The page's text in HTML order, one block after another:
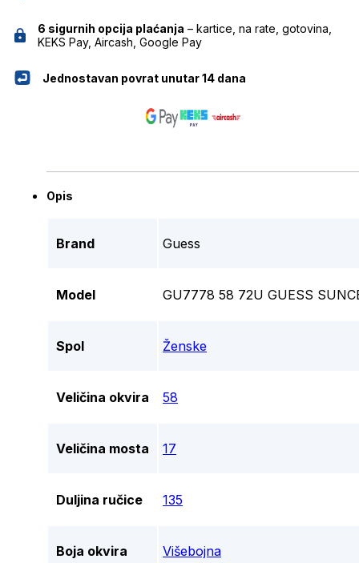
6 sigurnih opcija plaćanja – kartice, na rate, gotovina,
KEKS Pay, Aircash, Google Pay
Jednostavan povrat unutar 14 dana
Opis
Brand Guess
Model GU7778 58 72U GUESS
Spol Ženske
Veličina okvira 58
Veličina mosta 17
Duljina ručice 135
Boja okvira Višebojna